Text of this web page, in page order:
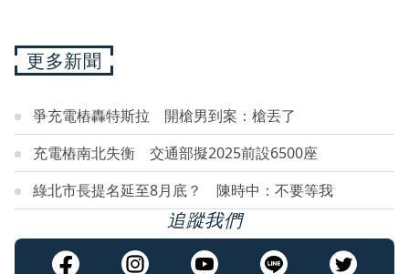
更多新聞
爭充電樁轟特斯拉 開槍男到案：槍丟了
充電樁南北失衡 交通部擬2025前設6500座
綠北市長提名延至8月底？ 陳時中：不要等我
追蹤我們